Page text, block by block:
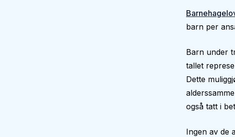
barn per
Barn under
tallet
Dette
også tatt i
Ingen av de